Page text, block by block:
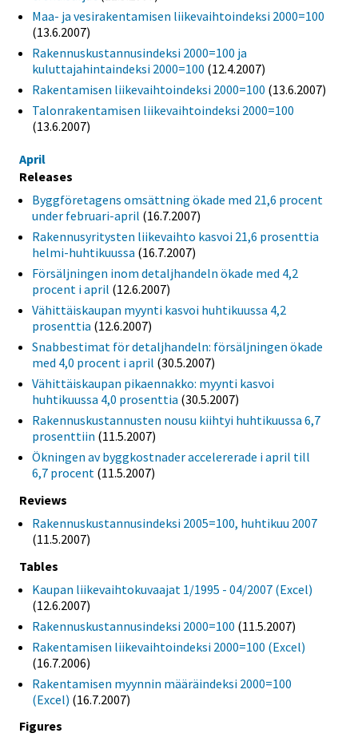
Maa- ja vesirakentamisen liikevaihtoindeksi 2000=100
(13.6.2007)
Rakennuskustannusindeksi 2000=100 ja
kuluttajahintaindeksi 2000=100 (12.4.2007)
Rakentamisen liikevaihtoindeksi 2000=100 (13.6.2007)
Talonrakentamisen liikevaihtoindeksi 2000=100
(13.6.2007)
April
Releases
Byggföretagens omsättning ökade med 21,6 procent
under februari-april (16.7.2007)
Rakennusyritysten liikevaihto kasvoi 21,6 prosenttia
helmi-huhtikuussa (16.7.2007)
Försäljningen inom detaljhandeln ökade med 4,2
procent i april (12.6.2007)
Vähittäiskaupan myynti kasvoi huhtikuussa 4,2
prosenttia (12.6.2007)
Snabbestimat för detaljhandeln: försäljningen ökade
med 4,0 procent i april (30.5.2007)
Vähittäiskaupan pikaennakko: myynti kasvoi
huhtikuussa 4,0 prosenttia (30.5.2007)
Rakennuskustannusten nousu kiihtyi huhtikuussa 6,7
prosenttiin (11.5.2007)
Ökningen av byggkostnader accelererade i april till
6,7 procent (11.5.2007)
Reviews
Rakennuskustannusindeksi 2005=100, huhtikuu 2007
(11.5.2007)
Tables
Kaupan liikevaihtokuvaajat 1/1995 - 04/2007 (Excel)
(12.6.2007)
Rakennuskustannusindeksi 2000=100 (11.5.2007)
Rakentamisen liikevaihtoindeksi 2000=100 (Excel)
(16.7.2006)
Rakentamisen myynnin määräindeksi 2000=100
(Excel) (16.7.2007)
Figures